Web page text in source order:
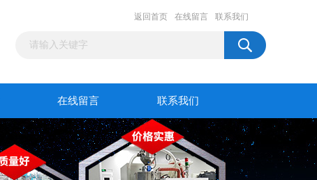
返回首页 在线留言 联系我们
在线留言 联系我们